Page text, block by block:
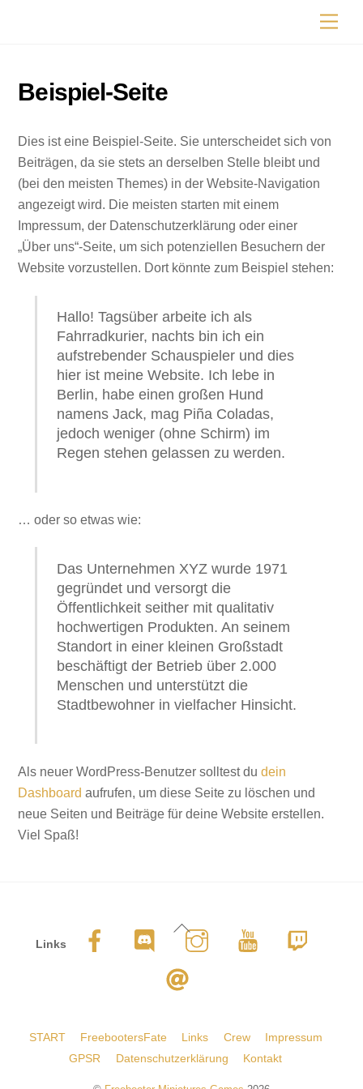
Beispiel-Seite
Dies ist eine Beispiel-Seite. Sie unterscheidet sich von
Beiträgen, da sie stets an derselben Stelle bleibt und
(bei den meisten Themes) in der Website-Navigation
angezeigt wird. Die meisten starten mit einem
Impressum, der Datenschutzerklärung oder einer
„Über uns“-Seite, um sich potenziellen Besuchern der
Website vorzustellen. Dort könnte zum Beispiel stehen:
Hallo! Tagsüber arbeite ich als
Fahrradkurier, nachts bin ich ein
aufstrebender Schauspieler und dies
hier ist meine Website. Ich lebe in
Berlin, habe einen großen Hund
namens Jack, mag Piña Coladas,
jedoch weniger (ohne Schirm) im
Regen stehen gelassen zu werden.
… oder so etwas wie:
Das Unternehmen XYZ wurde 1971
gegründet und versorgt die
Öffentlichkeit seither mit qualitativ
hochwertigen Produkten. An seinem
Standort in einer kleinen Großstadt
beschäftigt der Betrieb über 2.000
Menschen und unterstützt die
Stadtbewohner in vielfacher Hinsicht.
Als neuer WordPress-Benutzer solltest dudein
Dashboard aufrufen, um diese Seite zu löschen und
neue Seiten und Beiträge für deine Website erstellen.
Viel Spaß!
Back
To
Top
Links
START FreebootersFate Links Crew
Impressum
GPSR
Datenschutzerklärung Kontakt